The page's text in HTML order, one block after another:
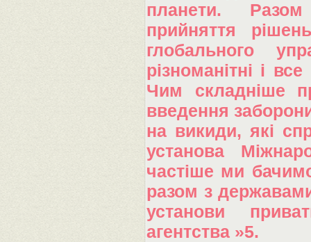
планети.
прийняття
глобального
різноманітні і
Чим складніше
введення
на викиди, які
установа
частіше ми
разом з державами
установи
агентства »5.